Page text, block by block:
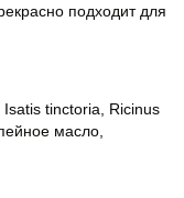
подходит для
tinctoria, Ricinus
масло,